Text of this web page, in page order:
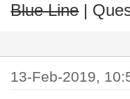
Blue Line|
13-Feb-2019,